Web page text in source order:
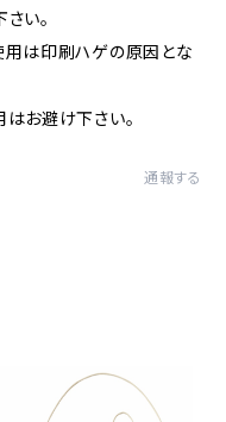
い。
用は印刷ハゲの原因とな
お避け下さい。
通報する